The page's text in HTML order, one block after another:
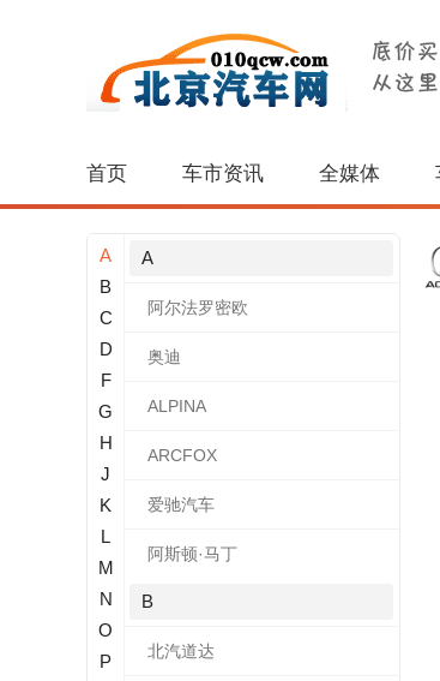
首页 车市资讯 全媒体
A
B
C
D
F
G
H
J
K
L
M
N
O
P
A
阿尔法罗密欧
奥迪
ALPINA
ARCFOX
爱驰汽车
阿斯顿·马丁
B
北汽道达